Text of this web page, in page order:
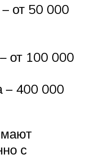
от 50 000
от 100 000
– 400 000
с